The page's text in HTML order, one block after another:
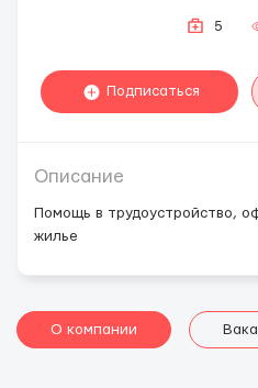
5
Подписаться
Описание
Помощь в трудоустройство,
жилье
О компании